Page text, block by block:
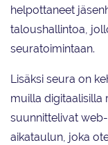
helpottaneet
taloushallintoa,
seuratoimintaan.
Lisäksi seura on
muilla digitaalisilla
suunnittelivat
aikataulun, joka